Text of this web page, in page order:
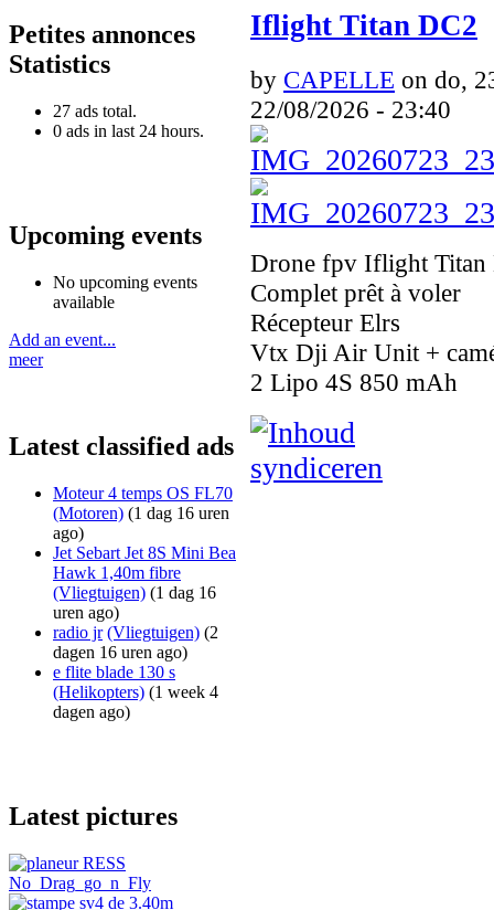
Petites annonces
Statistics
27 ads total.
0 ads in last 24 hours.
Upcoming events
No upcoming events
available
Add an event...
meer
Latest classified ads
Moteur 4 temps OS FL70
(Motoren) (1 dag 16 uren
ago)
Jet Sebart Jet 8S Mini Bea
Hawk 1,40m fibre
(Vliegtuigen) (1 dag 16
uren ago)
radio jr (Vliegtuigen) (2
dagen 16 uren ago)
e flite blade 130 s
(Helikopters) (1 week 4
dagen ago)
Latest pictures
Iflight Titan DC2
by CAPELLE on do,
22/08/2026 - 23:40
Drone fpv Iflight Titan
Complet prêt à voler
Récepteur Elrs
Vtx Dji Air Unit +
2 Lipo 4S 850 mAh